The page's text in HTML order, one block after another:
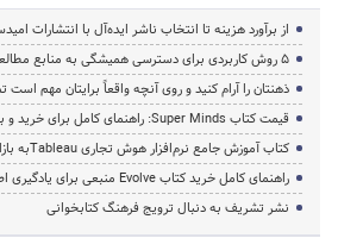
از برآورد هزینه تا انتخاب ناشر ایده‌آل با انتشارات
۵ روش کاربردی برای دسترسی همیشگی به منابع مطالعاتی مورد نیاز
ذهنتان را آرام کنید و روی آنچه واقعاً برایتان مهم است
قیمت کتاب Super Minds: راهنمای کامل برای خرید و بررسی قیمت‌ها
کتاب آموزش جامع نرم‌افزار هوش تجاری Tableauبه بازار نشر آمد
راهنمای کامل خرید کتاب Evolve منبعی برای یادگیری اصولی زبان انگلیسی
نشر تشریف به دنبال ترویج فرهنگ کتابخوانی